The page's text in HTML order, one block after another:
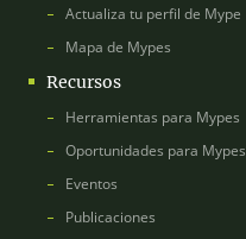
Actualiza tu perfil de Mype
Mapa de Mypes
Recursos
Herramientas para Mypes
Oportunidades para Mypes
Eventos
Publicaciones